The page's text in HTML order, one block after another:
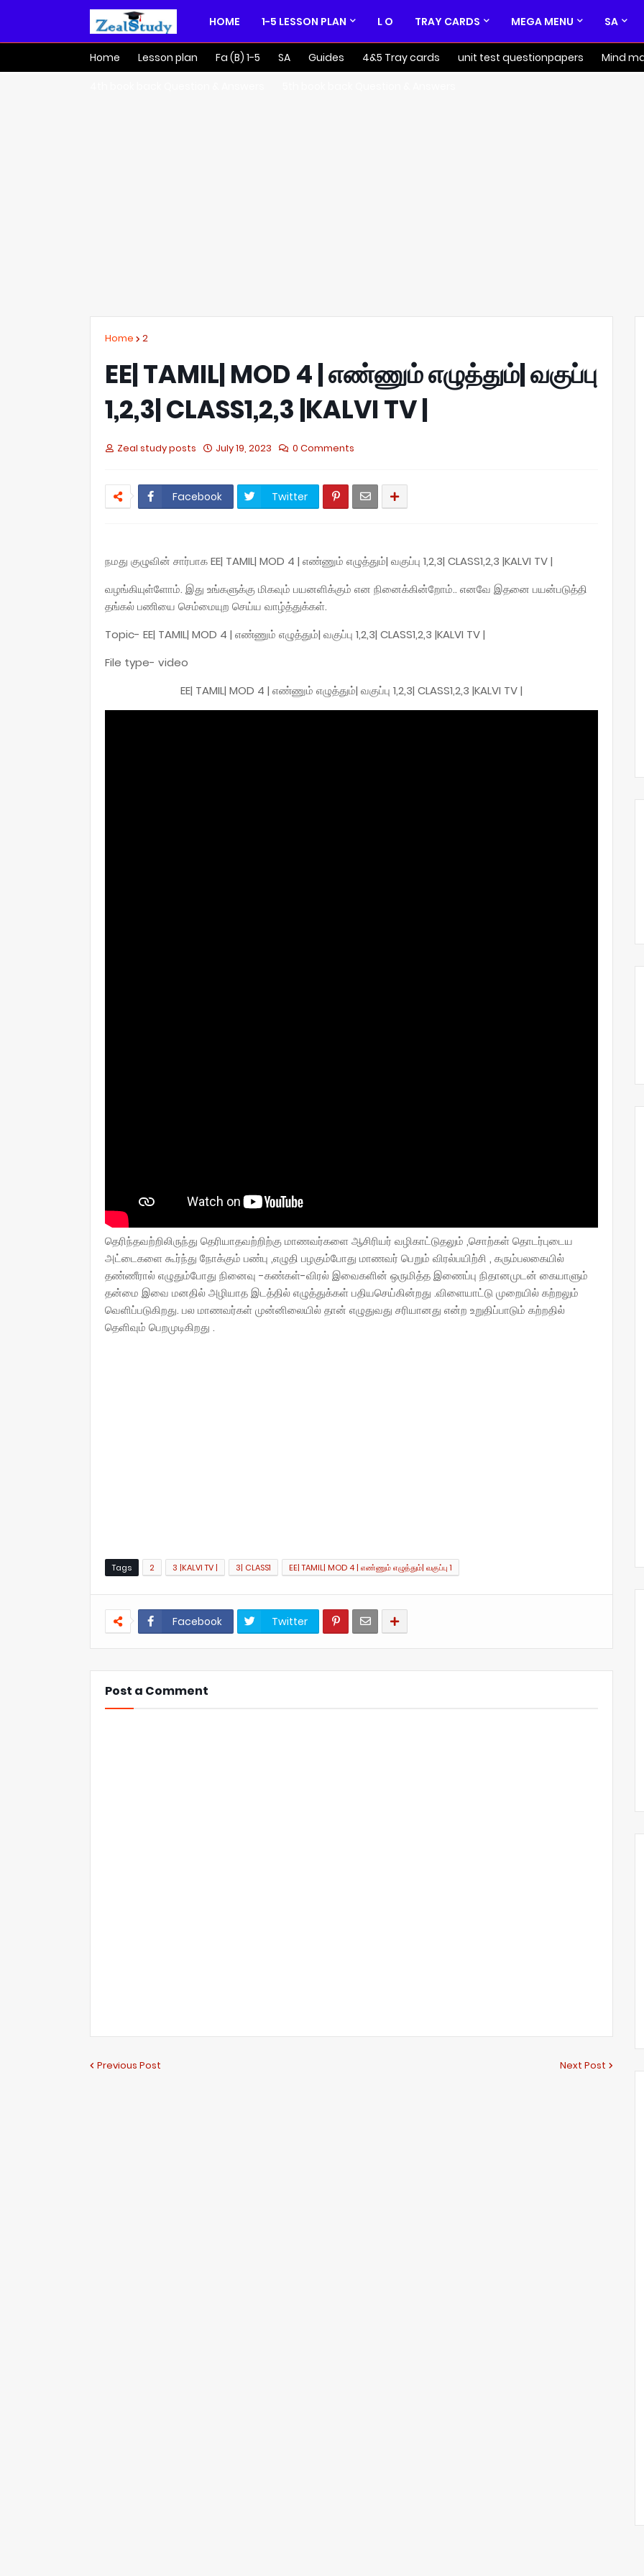
HOME 1-5 LESSON PLAN L O TRAY CARDS MEGA MENU SA
Home Lesson plan Fa (B) 1-5 SA Guides 4&5 Tray cards unit test questionpapers Mind
Home 2
EE| TAMIL| MOD 4 | எண்ணும் எழுத்தும்| வகுப்பு
1,2,3| CLASS1,2,3 |KALVI TV |
Zeal study posts July 19, 2023 0 Comments
Facebook Twitter
நமது குழுவின் சார்பாக EE| TAMIL| MOD 4 | எண்ணும் எழுத்தும்| வகுப்பு 1,2,3| CLASS1,2,3 |KALVI TV |
வழங்கியுள்ளோம். இது உங்களுக்கு மிகவும் பயனளிக்கும் என நினைக்கின்றோம்.. எனவே இதனை பயன்படுத்தி
தங்கல் பணியை செம்மையுற செய்ய வாழ்த்துக்கள்.
Topic- EE| TAMIL| MOD 4 | எண்ணும் எழுத்தும்| வகுப்பு 1,2,3| CLASS1,2,3 |KALVI TV |
File type- video
EE| TAMIL| MOD 4 | எண்ணும் எழுத்தும்| வகுப்பு 1,2,3| CLASS1,2,3 |KALVI TV |
தெரிந்தவற்றிலிருந்து தெரியாதவற்றிற்கு மாணவர்களை ஆசிரியர் வழிகாட்டுதலும் ,சொற்கள் தொடர்புடைய
அட்டைகளை கூர்ந்து நோக்கும் பண்பு ,எழுதி பழகும்போது மாணவர் பெறும் விரல்பயிற்சி , கரும்பலகையில்
தண்ணீரால் எழுதும்போது நினைவு -கண்கள்-விரல் இவைகளின் ஒருமித்த இணைப்பு நிதானமுடன் கையாளும்
தன்மை இவை மனதில் அழியாத இடத்தில் எழுத்துக்கள் பதியசெய்கின்றது .விளையாட்டு முறையில் கற்றலும்
வெளிப்படுகிறது. பல மாணவர்கள் முன்னிலையில் தான் எழுதுவது சரியானது என்ற உறுதிப்பாடும் கற்றதில்
தெளிவும் பெறமுடிகிறது .
Tags 2 3 |KALVI TV | 3| CLASS1 EE| TAMIL| MOD 4 | எண்ணும் எழுத்தும்| வகுப்பு 1
Facebook Twitter
Post a Comment
Previous Post Next Post